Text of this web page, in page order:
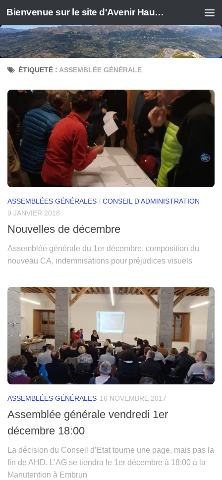
Bienvenue sur le site d'Avenir Haute Durance
ÉTIQUETÉ : ASSEMBLÉE GÉNÉRALE
ASSEMBLÉES GÉNÉRALES / CONSEIL D'ADMINISTRATION
9 JANVIER 2018
Nouvelles de décembre
Assemblée générale du 1er décembre, composition du
nouveau CA, indemnisations pour préjudices visuels
ASSEMBLÉES GÉNÉRALES 16 NOVEMBRE 2017
Assemblée générale vendredi 1er
décembre 18:00
La décision du Conseil d’Etat tourne une page, mais pas la
fin de AHD. L’AG se tiendra le 1er décembre à 18:00 à la
Manutention à Embrun